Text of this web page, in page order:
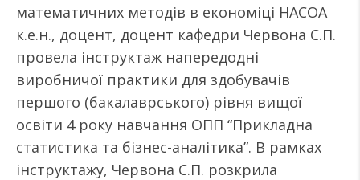
математичних методів в економіці НАСОА
к.е.н., доцент, доцент кафедри Червона С.П.
провела інструктаж напередодні
виробничої практики для здобувачів
першого (бакалаврського) рівня вищої
освіти 4 року навчання ОПП “Прикладна
статистика та бізнес-аналітика”. В рамках
інструктажу, Червона С.П. розкрила